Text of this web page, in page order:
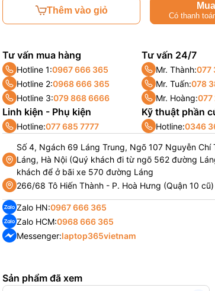
Thêm vào giỏ
Có thanh
Tư vấn mua hàng
Hotline 1:0967 666 365
Hotline 2:0968 666 365
Hotline 3:079 868 6666
Tư vấn 24/7
Mr. Thành:077
Mr. Tuấn:078
Mr. Hoàng:077
Linh kiện - Phụ kiện
Hotline:077 685 7777
Kỹ thuật phần
Hotline:0346
Số 4, Ngách 69 Láng Trung, Ngõ 107 Nguyễn Chí
Láng, Hà Nội (Quý khách đi từ ngõ 562 đường
khách để ở bãi xe 570 đường Láng
266/68 Tô Hiến Thành - P. Hoà Hưng (Quận 10
Zalo HN:0967 666 365
Zalo HCM:0968 666 365
Messenger:laptop365vietnam
Sản phẩm đã xem